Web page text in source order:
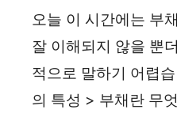
오늘 이 시간에는 부
잘 이해되지 않을 뿐
적으로 말하기 어렵
의 특성 > 부채란 무